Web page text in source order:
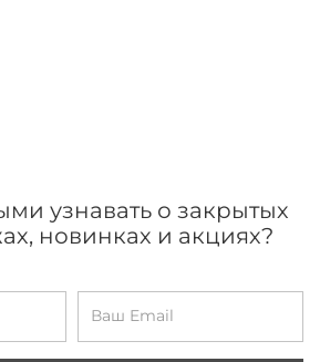
узнавать о закрытых
новинках и акциях?